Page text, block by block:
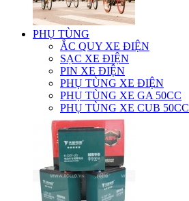
PHỤ TÙNG
ẮC QUY XE ĐIỆN
SẠC XE ĐIỆN
PIN XE ĐIỆN
PHỤ TÙNG XE ĐIỆN
PHỤ TÙNG XE GA 50CC
PHỤ TÙNG XE CUB 50CC